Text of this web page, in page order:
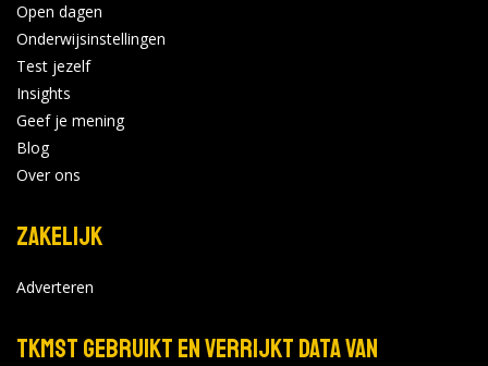
Open dagen
Onderwijsinstellingen
Test jezelf
Insights
Geef je mening
Blog
Over ons
Zakelijk
Adverteren
TKMST gebruikt en verrijkt data van